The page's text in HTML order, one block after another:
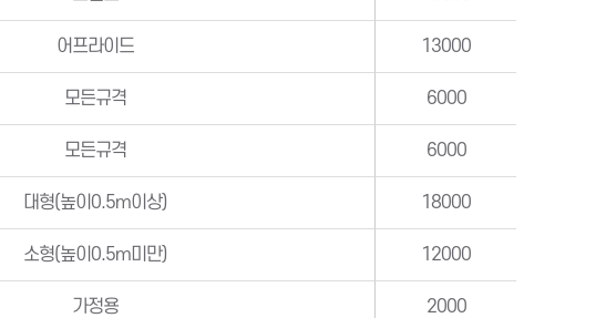
어프라이드 13000
모든규격 6000
모든규격 6000
대형(높이0.5m이상) 18000
소형(높이0.5m미만) 12000
가정용 2000